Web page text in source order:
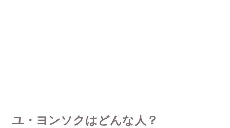
ユ・ヨンソクはどんな人？